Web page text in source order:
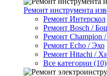
Ремонт инструмента
Ремонт Интерскол
Ремонт Bosch /
Ремонт Champion
Ремонт Echo / Эхо
Ремонт Hitachi /
Все категории (10)